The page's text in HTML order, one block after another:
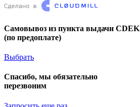
Самовывоз из пункта выдачи CDEK
(по предоплате)
Выбрать
Спасибо, мы обязательно
перезвоним